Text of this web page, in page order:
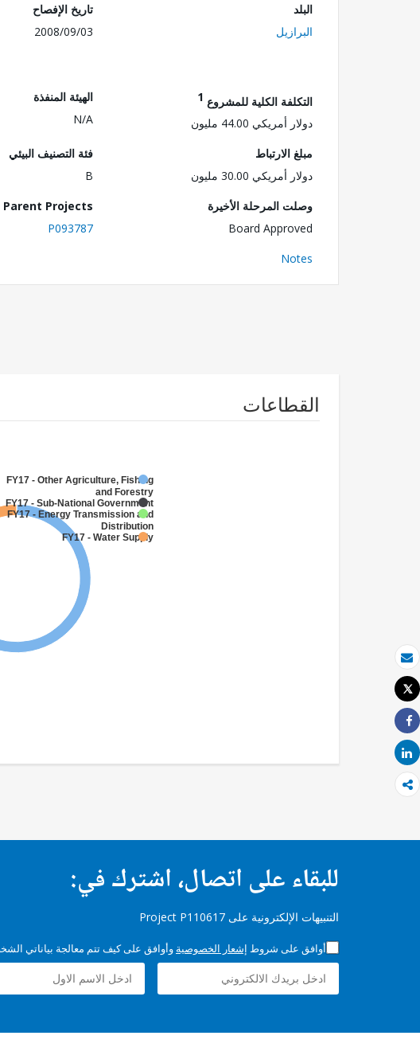
بريد الكتروني
طباعة
Tweet
Share
Share
البلد
البرازيل
تاريخ الإفصاح
2008/09/03
التكلفة الكلية للمشروع 1
دولار أمريكي 44.00 مليون
الهيئة المنفذة
N/A
مبلغ الارتباط
دولار أمريكي 30.00 مليون
فئة التصنيف البيئي
B
وصلت المرحلة الأخيرة
Board Approved
Parent Projects
P093787
Notes
القطاعات
FY17 - Other Agriculture, Fishing
and Forestry
FY17 - Sub-National Government
FY17 - Energy Transmission and
Distribution
FY17 - Water Supply
للبقاء على اتصال، اشترك في:
التنبيهات الإلكترونية على Project P110617
أوافق على شروط إشعار الخصوصية وأوافق على كيف تتم معالجة بياناتي